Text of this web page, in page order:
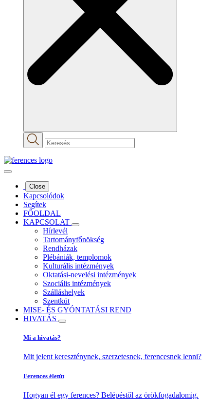
Close
Kapcsolódok
Segítek
FŐOLDAL
KAPCSOLAT
Hírlevél
Tartományfőnökség
Rendházak
Plébániák, templomok
Kulturális intézmények
Oktatási-nevelési intézmények
Szociális intézmények
Szálláshelyek
Szentkút
MISE- ÉS GYÓNTATÁSI REND
HIVATÁS
Mi a hivatás?
Mit jelent kereszténynek, szerzetesnek, ferencesnek lenni?
Ferences életút
Hogyan él egy ferences? Belépéstől az örökfogadalomig.